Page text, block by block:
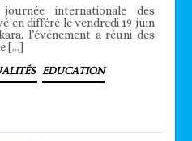
internationale des
en différé le vendredi 19 juin
l’événement a réuni des
[…]
EDUCATION